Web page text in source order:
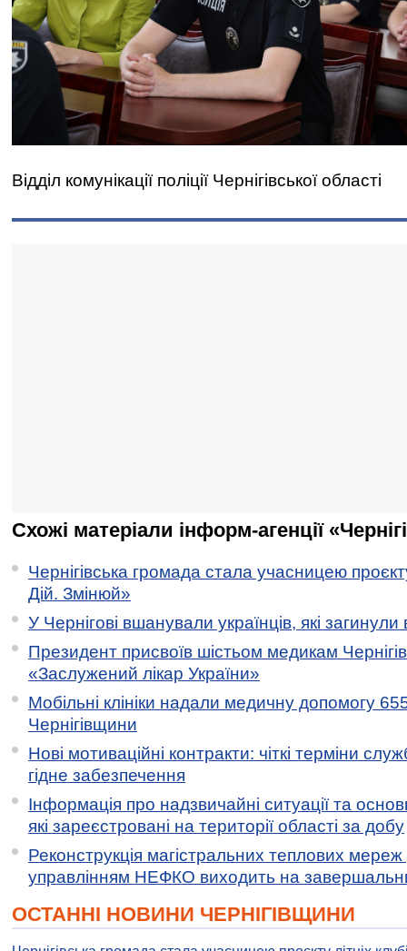
Відділ комунікації поліції Чернігівської області
Схожі матеріали інформ-агенції
Чернігівська громада стала учасницею
Дій. Змінюй»
У Чернігові вшанували українців, які загинули
Президент присвоїв шістьом медикам
«Заслужений лікар України»
Мобільні клініки надали медичну допомогу
Чернігівщини
Нові мотиваційні контракти: чіткі терміни
гідне забезпечення
Інформація про надзвичайні ситуації та
які зареєстровані на території області за добу
Реконструкція магістральних теплових мереж
управлінням НЕФКО виходить на
ОСТАННІ НОВИНИ ЧЕРНІГІВЩИНИ